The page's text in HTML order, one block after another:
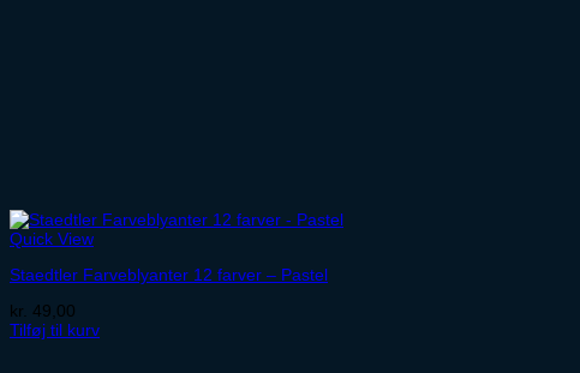
Quick View
Staedtler Farveblyanter 12 farver – Pastel
kr. 49,00
Tilføj til kurv